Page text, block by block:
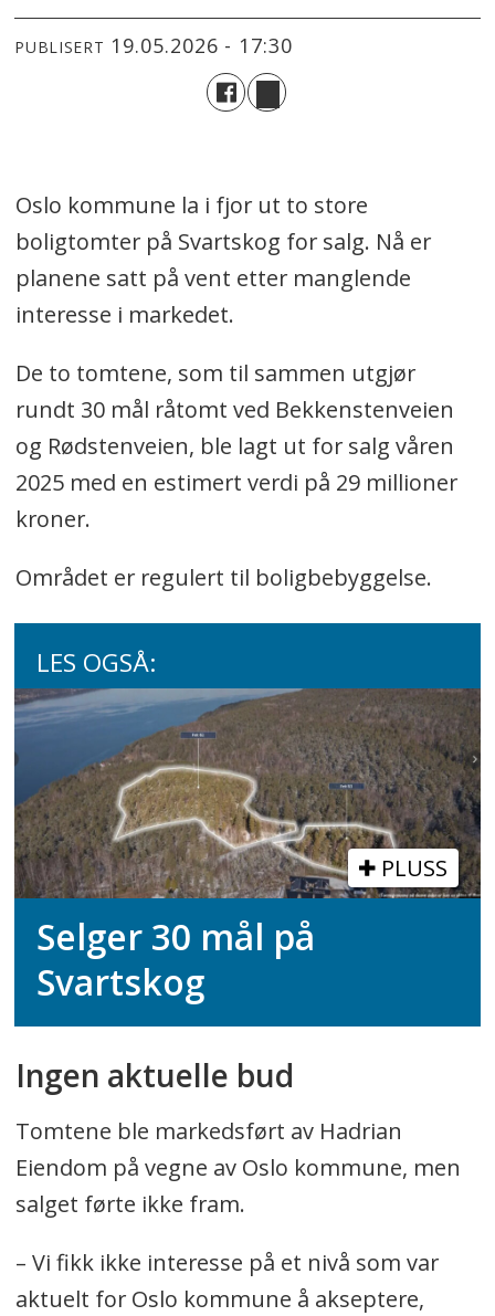
PUBLISERT 19.05.2026 - 17:30
Oslo kommune la i fjor ut to store
boligtomter på Svartskog for salg. Nå er
planene satt på vent etter manglende
interesse i markedet.
De to tomtene, som til sammen utgjør
rundt 30 mål råtomt ved Bekkenstenveien
og Rødstenveien, ble lagt ut for salg våren
2025 med en estimert verdi på 29 millioner
kroner.
Området er regulert til boligbebyggelse.
LES OGSÅ:
PLUSS
Selger 30 mål på
Svartskog
Ingen aktuelle bud
Tomtene ble markedsført av Hadrian
Eiendom på vegne av Oslo kommune, men
salget førte ikke fram.
– Vi fikk ikke interesse på et nivå som var
aktuelt for Oslo kommune å akseptere,